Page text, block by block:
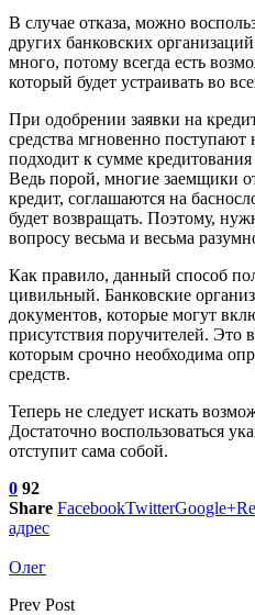
В случае отказа, можно
других банковских
много, потому всегда есть
который будет устраивать во
При одобрении заявки на
средства мгновенно поступают
подходит к сумме
Ведь порой, многие заемщики
кредит, соглашаются на
будет возвращать. Поэтому,
вопросу весьма и весьма
Как правило, данный способ
цивильный. Банковские
документов, которые могут
присутствия поручителей. Это
которым срочно необходима
средств.
Теперь не следует искать
Достаточно воспользоваться
отступит сама собой.
0 92
Share FacebookTwitterGoogle+
адрес
Олег
Prev Post